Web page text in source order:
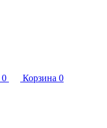
0 Корзина 0